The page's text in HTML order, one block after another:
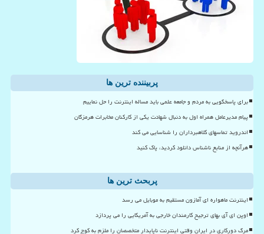
پربیننده ترین ها
برای پاسخگویی به مردم و جامعه علمی باید مساله اینترنت را حل نماییم
پیام مدیرعامل همراه اول به دنبال شهادت یکی از کارکنان مخابرات هرمزگان
اندروید تماسهای کلاهبرداران را شناسایی می کند
هرآنچه از منابع ناشناس دانلود کردید، پاک کنید
پربحث ترین ها
اینترنت ماهواره ای آمازون مستقیم به موبایل می رسد
اوپن ای آی بهای ترجیح کارمندان خارجی به آمریکایی را می پردازد
مرگ دورکاری در ایران وقتی اینترنت ناپایدار متخصصان را ملزم به کوچ کرد